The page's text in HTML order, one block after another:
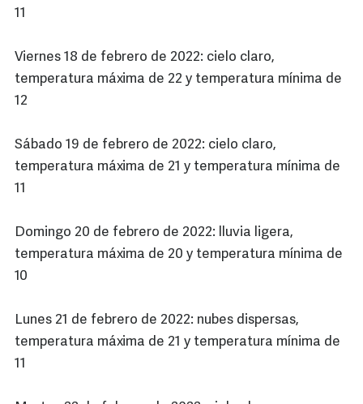
11
Viernes 18 de febrero de 2022: cielo claro,
temperatura máxima de 22 y temperatura mínima de
12
Sábado 19 de febrero de 2022: cielo claro,
temperatura máxima de 21 y temperatura mínima de
11
Domingo 20 de febrero de 2022: lluvia ligera,
temperatura máxima de 20 y temperatura mínima de
10
Lunes 21 de febrero de 2022: nubes dispersas,
temperatura máxima de 21 y temperatura mínima de
11